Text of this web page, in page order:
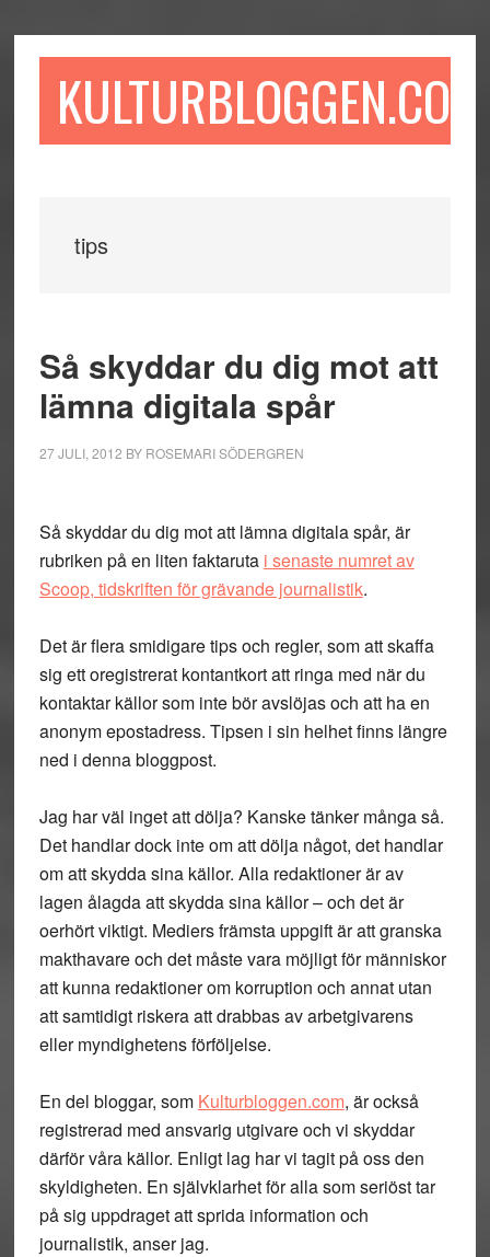
till
till
sidofältet
till
KULTURBLOGGEN.COM
tips
Så skyddar du dig mot att
lämna digitala spår
27 JULI, 2012 BY ROSEMARI SÖDERGREN
Så skyddar du dig mot att lämna digitala spår, är
rubriken på en liten faktaruta i senaste numret av
Scoop, tidskriften för grävande journalistik.
Det är flera smidigare tips och regler, som att skaffa
sig ett oregistrerat kontantkort att ringa med när du
kontaktar källor som inte bör avslöjas och att ha en
anonym epostadress. Tipsen i sin helhet finns längre
ned i denna bloggpost.
Jag har väl inget att dölja? Kanske tänker många så.
Det handlar dock inte om att dölja något, det handlar
om att skydda sina källor. Alla redaktioner är av
lagen ålagda att skydda sina källor – och det är
oerhört viktigt. Mediers främsta uppgift är att granska
makthavare och det måste vara möjligt för människor
att kunna redaktioner om korruption och annat utan
att samtidigt riskera att drabbas av arbetgivarens
eller myndighetens förföljelse.
En del bloggar, som Kulturbloggen.com, är också
registrerad med ansvarig utgivare och vi skyddar
därför våra källor. Enligt lag har vi tagit på oss den
skyldigheten. En självklarhet för alla som seriöst tar
på sig uppdraget att sprida information och
journalistik, anser jag.